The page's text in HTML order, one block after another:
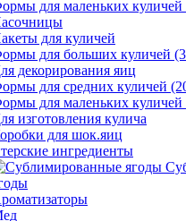
для маленьких куличей
для куличей
для больших куличей
декорирования яиц
для средних куличей
для маленьких куличей
изготовления кулича
для шок.яиц
ингредиенты